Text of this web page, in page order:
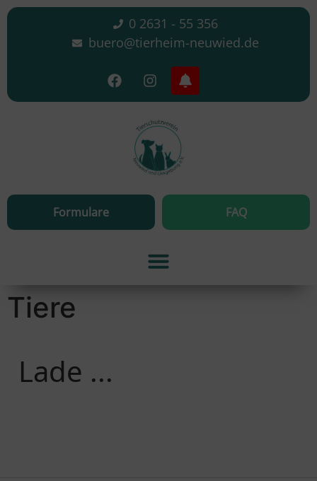
0 2631 - 55 356
buero@tierheim-neuwied.de
Formulare FAQ
Tiere
Lade ...